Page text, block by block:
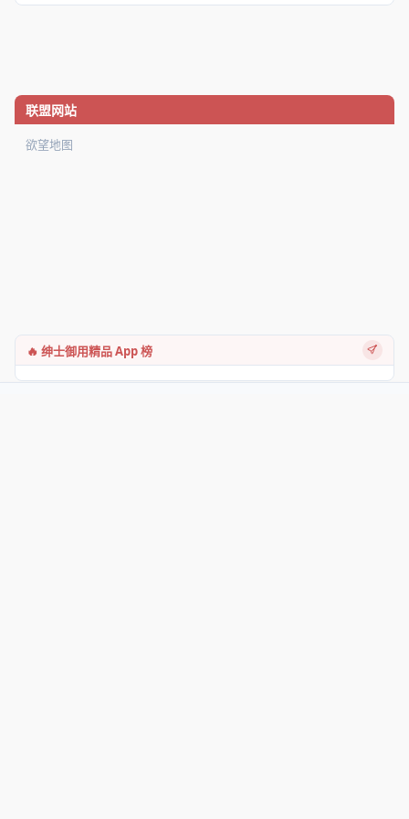
联盟网站
欲望地图
🔥 绅士御用精品 App 榜